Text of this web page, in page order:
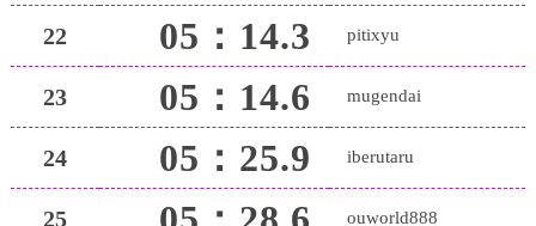
22 05：14.3 pitixyu
23 05：14.6 mugendai
24 05：25.9 iberutaru
25 ouworld888